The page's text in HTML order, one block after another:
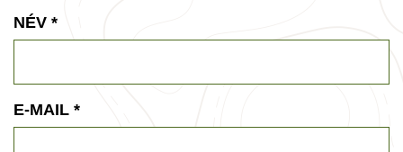
NÉV *
E-MAIL *